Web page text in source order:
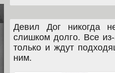
Девил Дог никогда
слишком долго. Все
только и ждут
ним.